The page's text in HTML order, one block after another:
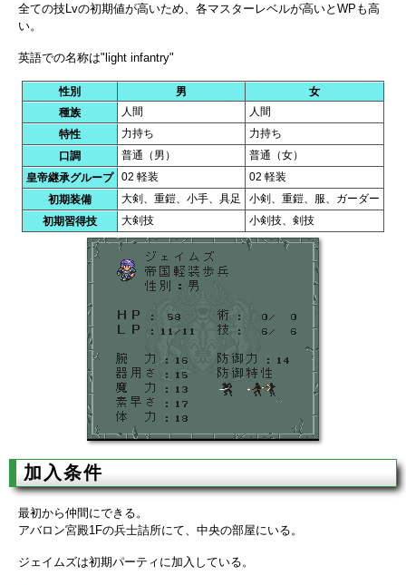
全ての技Lvの初期値が高いため、各マスターレベルが高いとWPも高
い。
英語での名称は"light infantry"
性別 男
女
種族
人間
人間
特性
力持ち
力持ち
口調
普通（男）
普通（女）
皇帝継承グループ
02 軽装
02 軽装
初期装備
大剣、重鎧、小手、具足
小剣、重鎧、服、ガーダー
初期習得技
大剣技 小剣技、剣技
加入条件
最初から仲間にできる。
アバロン宮殿1Fの兵士詰所にて、中央の部屋にいる。
ジェイムズは初期パーティに加入している。